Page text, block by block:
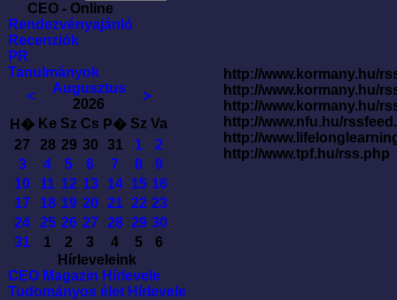
CEO - Online
Rendezvényajánló
Recenziók
PR
Tanulmányok
<
Augusztus
2026
>
H� Ke Sz Cs P� Sz Va
27
28 29 30 31 1
2
3
4 5 6 7 8
9
10
11 12 13 14 15 16
17
18 19 20 21 22 23
24
25 26 27 28 29 30
31
1 2 3 4 5
6
Hírleveleink
CEO Magazin Hírlevele
Tudományos élet Hírlevele
http://www.kormany.hu/
http://www.kormany.hu/
http://www.kormany.hu/
http://www.nfu.hu/
http://
http://www.tpf.hu/rss.php